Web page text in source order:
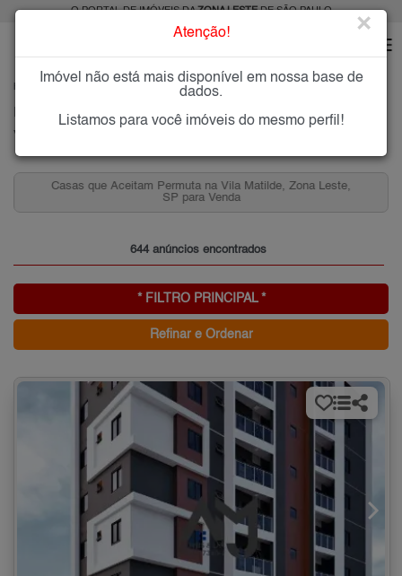
O PORTAL DE IMÓVEIS DAZONA LESTEDE SÃO PAULO
VILA MATILDE
Imóveis à Venda na Vila Matilde, Zona Leste de São Paulo
Vila Matilde, Zona Leste
Casas que Aceitam Permuta na Vila Matilde, Zona Leste,
SP para Venda
644 anúncios encontrados
* FILTRO PRINCIPAL *
Refinar e Ordenar
Atenção! ×
Imóvel não está mais disponível em nossa base de
dados.
Listamos para você imóveis do mesmo perfil!